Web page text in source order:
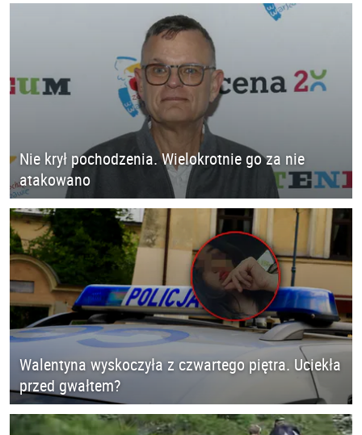
Nie krył pochodzenia. Wielokrotnie go za nie
atakowano
Walentyna wyskoczyła z czwartego piętra. Uciekła
przed gwałtem?